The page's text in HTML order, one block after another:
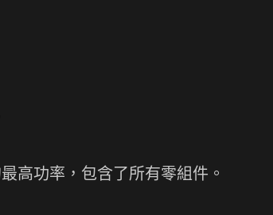
高功率，包含了所有零組件。